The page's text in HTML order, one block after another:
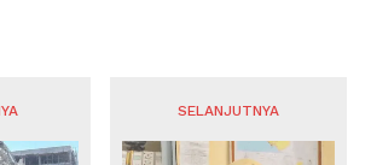
SELANJUTNYA